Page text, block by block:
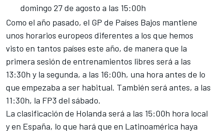
domingo 27 de agosto a las 15:00h
Como el año pasado, el GP de Países Bajos mantiene
unos horarios europeos diferentes a los que hemos
visto en tantos países este año, de manera que la
primera sesión de entrenamientos libres será a las
13:30h y la segunda, a las 16:00h, una hora antes de lo
que empezaba a ser habitual. También será antes, a las
11:30h, la FP3 del sábado.
La clasificación de Holanda será a las 15:00h hora local
y en España, lo que hará que en Latinoamérica haya